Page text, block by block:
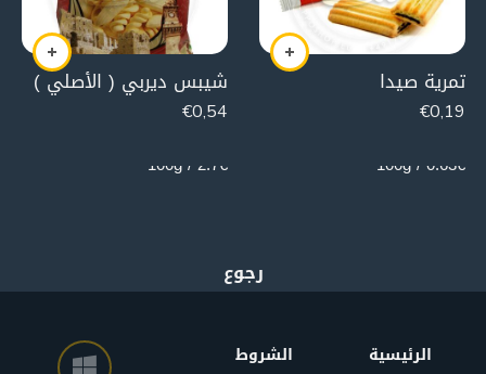
تمرية صيدا
€0,19
0.63€ / 100g
شيبس ديربي ( الأصلي )
€0,54
2.7€ / 100g
الرئيسية
الشروط